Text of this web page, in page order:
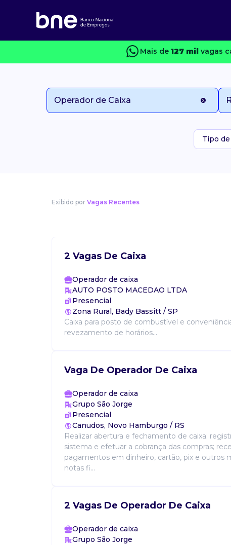
Mais de 127 mil vagas
Tipo
Exibido por Vagas Recentes
2 Vagas De Caixa
Operador de caixa
AUTO POSTO MACEDAO LTDA
Presencial
Zona Rural, Bady Bassitt / SP
Caixa para posto de combustível e
revezamento de horários...
Vaga De Operador De Caixa
Operador de caixa
Grupo São Jorge
Presencial
Canudos, Novo Hamburgo / RS
Realizar abertura e fechamento de caixa;
sistema e efetuar a cobrança das compras;
pagamentos em dinheiro, cartão, pix e outros
notas fi...
2 Vagas De Operador De Caixa
Operador de caixa
Grupo São Jorge